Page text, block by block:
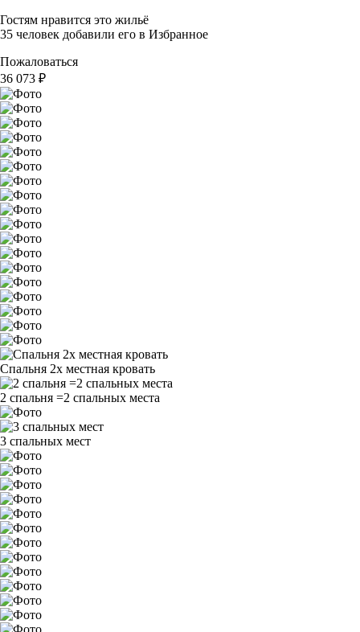
Гостям нравится это жильё
35 человек добавили его в Избранное
Пожаловаться
36 073 ₽
Спальня 2х местная кровать
2 спальня =2 спальных места
3 спальных мест